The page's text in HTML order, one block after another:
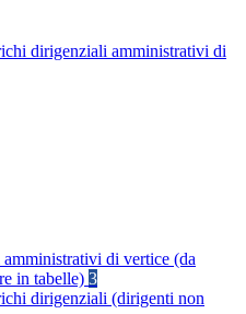
dirigenziali amministrativi di
di vertice (da
in tabelle) 3
dirigenziali (dirigenti non